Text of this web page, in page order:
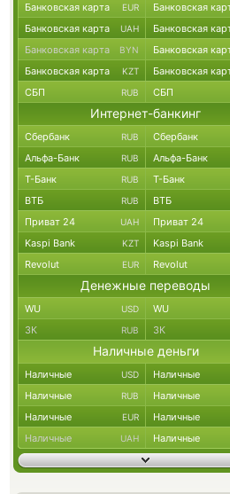
Банковская карта EUR Банковская
Банковская карта UAH Банковская
Банковская карта BYN Банковская
Банковская карта KZT Банковская
СБП RUB СБП
Интернет-банкинг
Сбербанк RUB Сбербанк
Альфа-Банк RUB Альфа-Банк
Т-Банк RUB Т-Банк
ВТБ RUB ВТБ
Приват 24 UAH Приват 24
Kaspi Bank KZT Kaspi Bank
Revolut EUR Revolut
Денежные переводы
WU USD WU
ЗК RUB ЗК
Наличные деньги
Наличные USD Наличные
Наличные RUB Наличные
Наличные EUR Наличные
Наличные UAH Наличные